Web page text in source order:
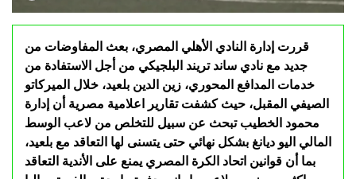
قررت إدارة النادي الأهلي المصري، بعث المفاوضات من
جديد مع نادي ساند تريند البلجيكي من أجل الاستفادة من
خدمات المدافع المحوري، زين الدين بلعيد، خلال الميركاتو
الصيفي المقبل، حيث كشفت تقارير اعلامية مصرية أن إدارة
محمود الخطيب تبحث عن سبيل للتخلص من لاعب الوسط
المالي اليو ديانغ بشكل نهائي حتى يتسنى لها التعاقد مع بلعيد،
بما أن قوانين اتحاد الكرة المصري يمنع على الأندية التعاقد